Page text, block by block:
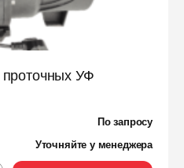
УФ
По запросу
Уточняйте у менеджера